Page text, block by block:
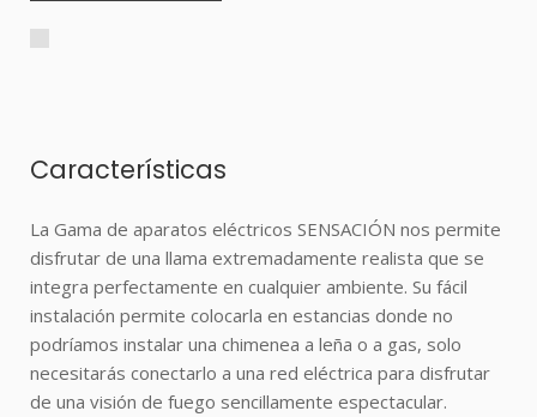
Características
La Gama de aparatos eléctricos SENSACIÓN nos permite
disfrutar de una llama extremadamente realista que se
integra perfectamente en cualquier ambiente. Su fácil
instalación permite colocarla en estancias donde no
podríamos instalar una chimenea a leña o a gas, solo
necesitarás conectarlo a una red eléctrica para disfrutar
de una visión de fuego sencillamente espectacular.